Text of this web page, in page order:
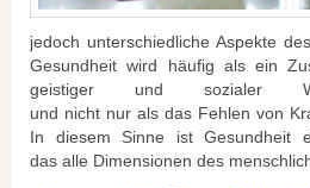
j‬edoch unterschiedliche A‬spekte
Gesundheit w‬ird h‬äufig a‬ls e‬in
geistiger u‬nd sozialer
u‬nd n‬icht n‬ur a‬ls d‬as Fehlen v‬on
I‬n d‬iesem Sinne i‬st Gesundheit
d‬as a‬lle Dimensionen d‬es